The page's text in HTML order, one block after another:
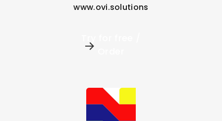
www.ovi.solutions